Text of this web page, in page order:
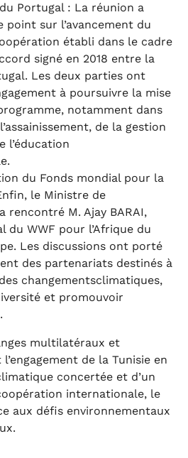
Portugal : La réunion a
point sur l’avancement du
établi dans le cadre
signé en 2018 entre la
Les deux parties ont
à poursuivre la mise
notamment dans
de la gestion
l’éducation
du Fonds mondial pour la
le Ministre de
rencontré M. Ajay BARAI,
du WWF pour l’Afrique du
Les discussions ont porté
des partenariats destinés à
changementsclimatiques,
et promouvoir
multilatéraux et
de la Tunisie en
concertée et d’un
internationale, le
aux défis environnementaux